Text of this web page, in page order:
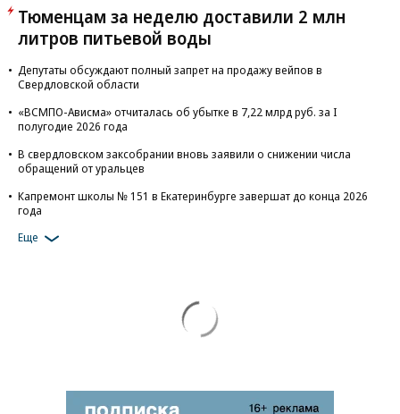
Тюменцам за неделю доставили 2 млн
литров питьевой воды
Депутаты обсуждают полный запрет на продажу вейпов в
Свердловской области
«ВСМПО-Ависма» отчиталась об убытке в 7,22 млрд руб. за I
полугодие 2026 года
В свердловском заксобрании вновь заявили о снижении числа
обращений от уральцев
Капремонт школы № 151 в Екатеринбурге завершат до конца 2026
года
Еще